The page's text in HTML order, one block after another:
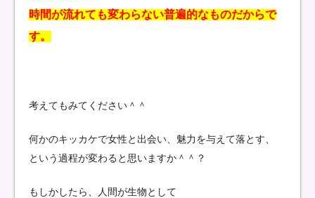
時間が流れても変わらない普遍的なものだからで
す。
考えてもみてください＾＾
何かのキッカケで女性と出会い、魅力を与えて落とす、
という過程が変わると思いますか＾＾？
もしかしたら、人間が生物として